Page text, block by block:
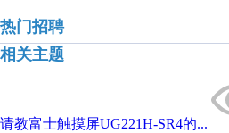
热门招聘
相关主题
请教富士触摸屏UG221H-SR4的...